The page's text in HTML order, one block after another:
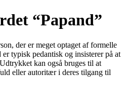
“Papand”
der er meget optaget af formelle
typisk pedantisk og insisterer på at
kan også bruges til at
eller autoritær i deres tilgang til